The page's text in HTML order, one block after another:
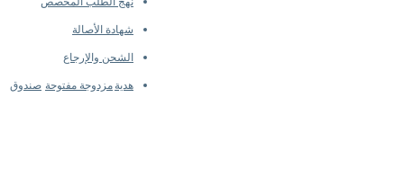
شهادة الأصالة
الشحن والإرجاع
هدية مزدوجة مفتوحة صندوق